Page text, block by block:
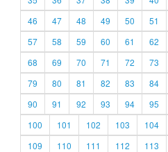
46
47 48 49 50 51
57
58 59 60 61 62
68
69 70 71 72 73
79
80 81 82 83 84
90
91 92 93 94 95
100
101 102 103 104
109
110 111 112 113